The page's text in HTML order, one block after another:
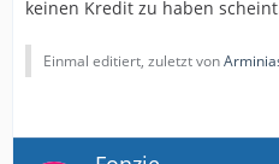
keinen Kredit zu haben
Einmal editiert, zuletzt von